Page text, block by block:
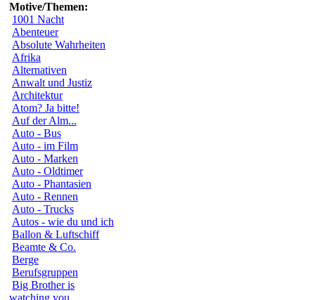
Motive/Themen:
1001 Nacht
Abenteuer
Absolute Wahrheiten
Afrika
Alternativen
Anwalt und Justiz
Architektur
Atom? Ja bitte!
Auf der Alm...
Auto - Bus
Auto - im Film
Auto - Marken
Auto - Oldtimer
Auto - Phantasien
Auto - Rennen
Auto - Trucks
Autos - wie du und ich
Ballon & Luftschiff
Beamte & Co.
Berge
Berufsgruppen
Big Brother is
watching you